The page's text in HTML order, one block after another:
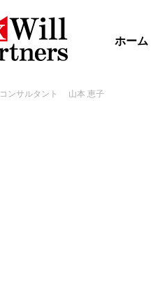
ホーム
コンサルタント 山本 恵子